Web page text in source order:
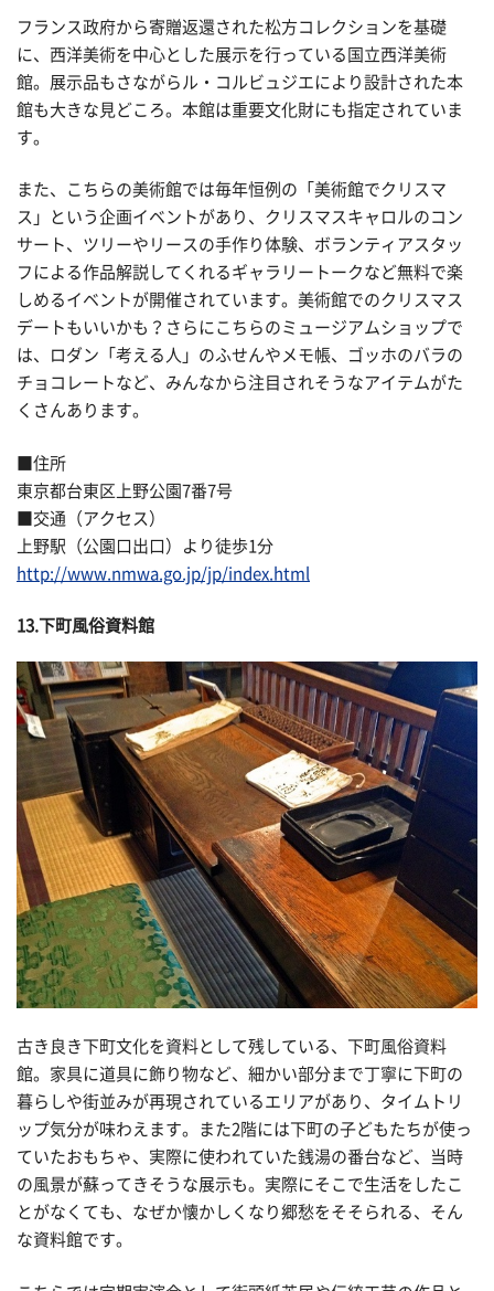
フランス政府から寄贈返還された松方コレクションを基礎
に、西洋美術を中心とした展示を行っている国立西洋美術
館。展示品もさながらル・コルビュジエにより設計された本
館も大きな見どころ。本館は重要文化財にも指定されていま
す。
また、こちらの美術館では毎年恒例の「美術館でクリスマ
ス」という企画イベントがあり、クリスマスキャロルのコン
サート、ツリーやリースの手作り体験、ボランティアスタッ
フによる作品解説してくれるギャラリートークなど無料で楽
しめるイベントが開催されています。美術館でのクリスマス
デートもいいかも？さらにこちらのミュージアムショップで
は、ロダン「考える人」のふせんやメモ帳、ゴッホのバラの
チョコレートなど、みんなから注目されそうなアイテムがた
くさんあります。
■住所
東京都台東区上野公園7番7号
■交通（アクセス）
上野駅（公園口出口）より徒歩1分
http://www.nmwa.go.jp/jp/index.html
13.下町風俗資料館
古き良き下町文化を資料として残している、下町風俗資料
館。家具に道具に飾り物など、細かい部分まで丁寧に下町の
暮らしや街並みが再現されているエリアがあり、タイムトリ
ップ気分が味わえます。また2階には下町の子どもたちが使っ
ていたおもちゃ、実際に使われていた銭湯の番台など、当時
の風景が蘇ってきそうな展示も。実際にそこで生活をしたこ
とがなくても、なぜか懐かしくなり郷愁をそそられる、そん
な資料館です。